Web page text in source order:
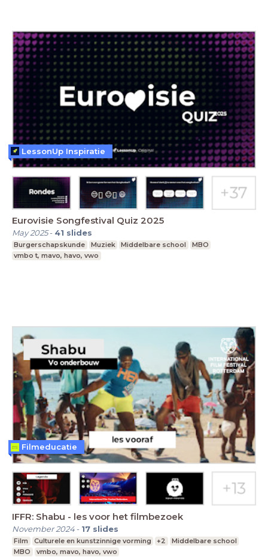
Eurovisie Songfestival Quiz 2025
May 2025- 41 slides
Burgerschapskunde Muziek Middelbare school
MBO
vmbo t, mavo, havo, vwo
LessonUp Inspiratie
IFFR: Shabu - les voor het filmbezoek
November 2024- 17 slides
Film Culturele en kunstzinnige vorming +2
Middelbare school
MBO
vmbo, mavo, havo, vwo
Filmeducatie